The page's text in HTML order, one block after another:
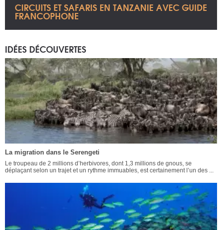
CIRCUITS ET SAFARIS EN TANZANIE AVEC GUIDE
FRANCOPHONE
IDÉES DÉCOUVERTES
La migration dans le Serengeti
Le troupeau de 2 millions d’herbivores, dont 1,3 millions de gnous, se
déplaçant selon un trajet et un rythme immuables, est certainement l’un des ...